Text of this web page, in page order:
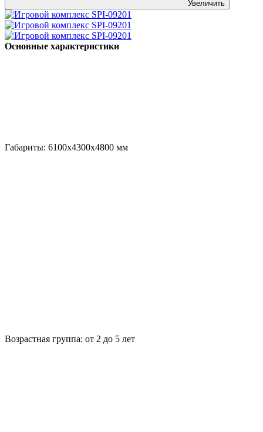
Увеличить
Основные характеристики
Габариты: 6100x4300x4800 мм
Возрастная группа: от 2 до 5 лет